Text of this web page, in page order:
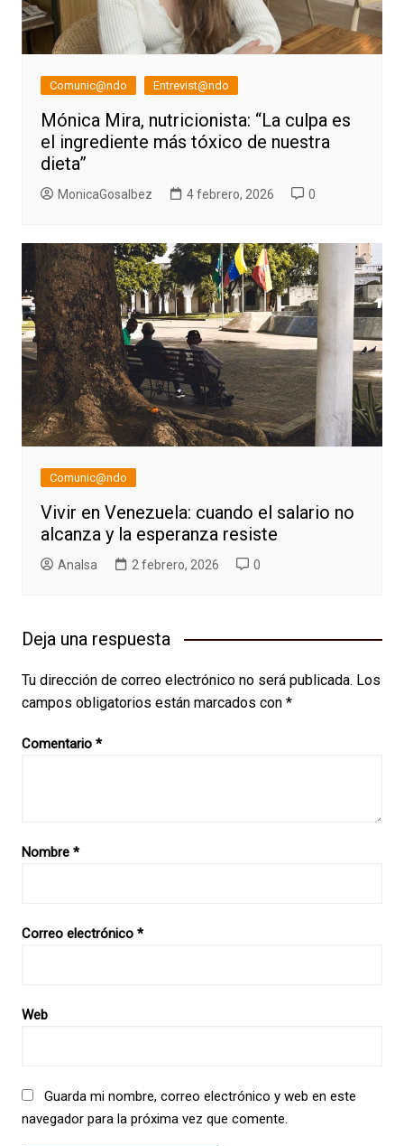
Comunic@ndo Entrevist@ndo
Mónica Mira, nutricionista: “La culpa es
el ingrediente más tóxico de nuestra
dieta”
MonicaGosalbez 4 febrero, 2026 0
Comunic@ndo
Vivir en Venezuela: cuando el salario no
alcanza y la esperanza resiste
AnaIsa 2 febrero, 2026 0
Deja una respuesta
Tu dirección de correo electrónico no será publicada. Los
campos obligatorios están marcados con *
Comentario *
Nombre *
Correo electrónico *
Web
Guarda mi nombre, correo electrónico y web en este
navegador para la próxima vez que comente.